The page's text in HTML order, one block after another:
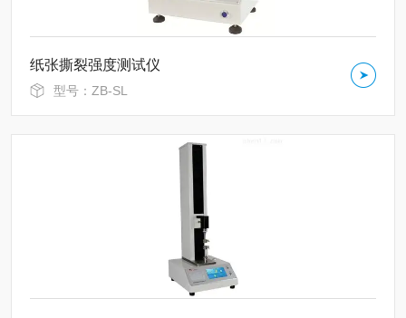
纸张撕裂强度测试仪
型号：ZB-SL